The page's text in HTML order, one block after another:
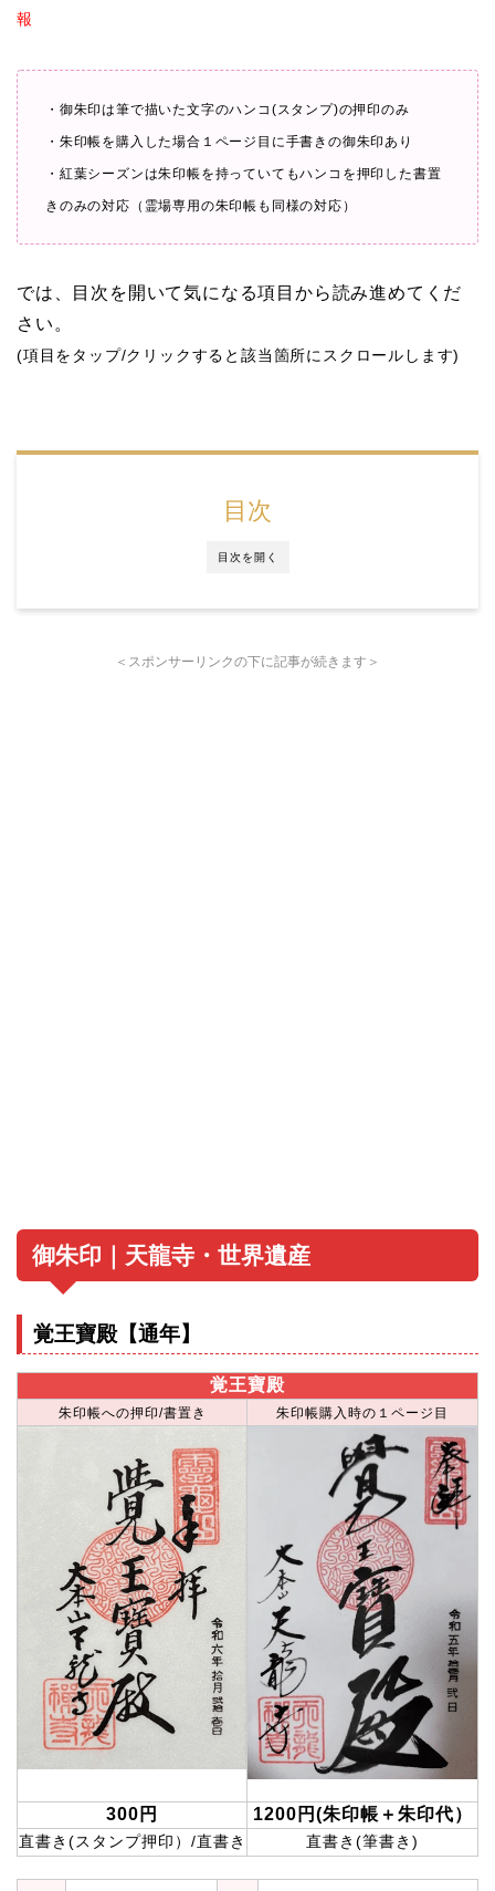
報
・御朱印は筆で描いた文字のハンコ(スタンプ)の押印のみ
・朱印帳を購入した場合１ページ目に手書きの御朱印あり
・紅葉シーズンは朱印帳を持っていてもハンコを押印した書置
きのみの対応（ 霊場専用の朱印帳も同様の対応）
では、目次を開いて気になる項目から読み進めてくだ
さい。
(項目をタップ/クリックすると該当箇所にスクロールします)
目次を開く
目次
＜スポンサーリンクの下に記事が続きます＞
御朱印｜天龍寺・世界遺産
覚王寶殿【通年】
覚王寶殿
朱印帳への押印/書置き 朱印帳購入時の１ページ目
300円 1200円(朱印帳＋朱印代）
直書き(スタンプ押印）/直書き 直書き(筆書き)